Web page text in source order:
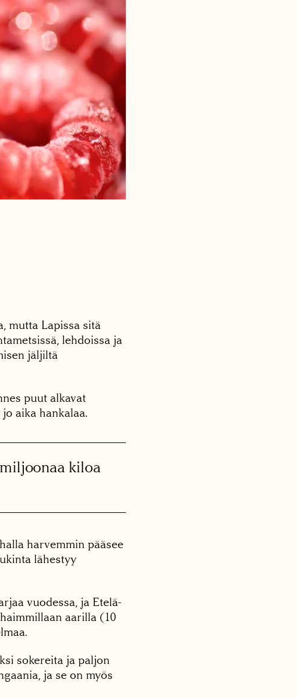
mutta Lapissa sitä
lehdoissa ja
jäljiltä
puut alkavat
aika hankalaa.
kiloa
harvemmin pääsee
lähestyy
vuodessa, ja Etelä-
aarilla (10
sokereita ja paljon
ja se on myös